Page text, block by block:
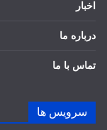
اخبار
درباره ما
تماس با ما
سرویس ها